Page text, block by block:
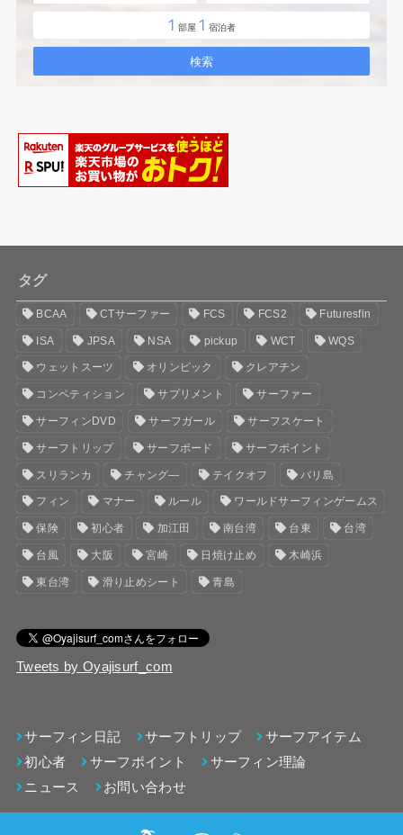
タグ
BCAA CTサーファー FCS FCS2 Futuresfin
ISA JPSA NSA pickup WCT WQS
ウェットスーツ オリンピック クレアチン
コンペティション サプリメント サーファー
サーフィンDVD サーフガール サーフスケート
サーフトリップ サーフボード サーフポイント
スリランカ チャング― テイクオフ バリ島
フィン マナー ルール ワールドサーフィンゲームス
保険 初心者 加江田 南台湾 台東 台湾
台風 大阪 宮崎 日焼け止め 木崎浜
東台湾 滑り止めシート 青島
Tweets by Oyajisurf_com
サーフィン日記 サーフトリップ
サーフアイテム
初心者
サーフポイント
サーフィン理論
ニュース
お問い合わせ